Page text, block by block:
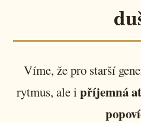
Víme, že pro starší
rytmus, ale i příjemná